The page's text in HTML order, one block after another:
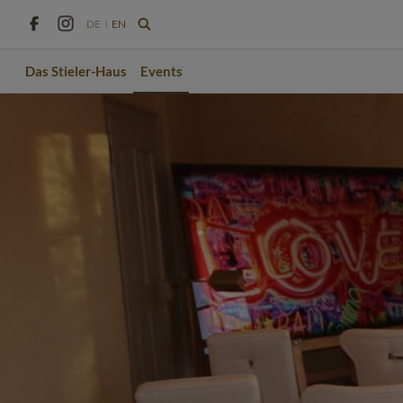
DE EN
Das Stieler-Haus Events